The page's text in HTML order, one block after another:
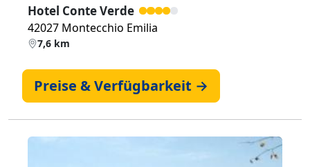
Hotel Conte Verde
42027 Montecchio Emilia
7,6 km
Preise & Verfügbarkeit →